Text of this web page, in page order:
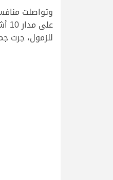
وتواصلت
للزمول، جرت